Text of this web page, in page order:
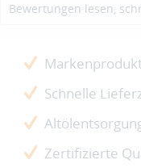
Bewertungen lesen,
Schnelle
Zertifizierte